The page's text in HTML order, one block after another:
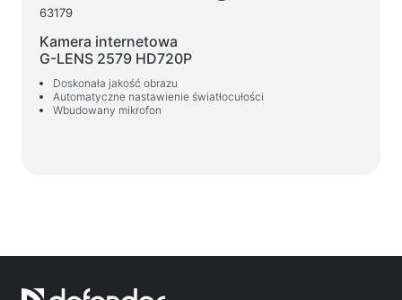
63179
Kamera internetowa
G-LENS 2579 HD720P
Doskonała jakość obrazu
Automatyczne nastawienie światłocułości
Wbudowany mikrofon